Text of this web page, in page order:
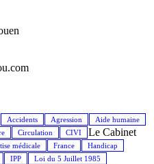
Accidents Agression
Aide humaine
Circulation
CIVI
médicale France
Handicap
IPP
Loi du 5 Juillet 1985
Le Cabinet